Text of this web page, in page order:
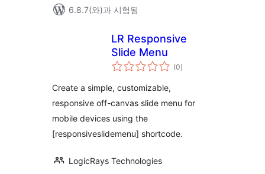
6.8.7(와)과 시험됨
LR Responsive
Slide Menu
(0전
체)
Create a simple, customizable,
responsive off-canvas slide menu for
mobile devices using the
[responsiveslidemenu] shortcode.
LogicRays Technologies